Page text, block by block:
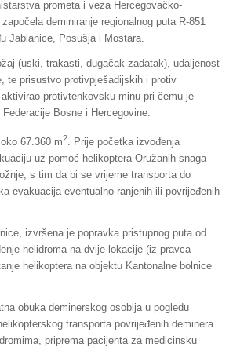
prometa i veza Hercegovačko-
deminiranje regionalnog puta R-851
Jablanice, Posušja i Mostara.
(uski, trakasti, dugačak zadatak), udaljenost
te prisustvo protivpješadijskih i protiv
protivtenkovsku minu pri čemu je
Bosne i Hercegovine.
67.360 m2
. Prije početka izvođenja
uz pomoć helikoptera Oružanih snaga
s tim da bi se vrijeme transporta do
evakuacija eventualno ranjenih ili povrijeđenih
izvršena je popravka pristupnog puta od
helidroma na dvije lokacije (iz pravca
helikoptera na objektu Kantonalne bolnice
obuka deminerskog osoblja u pogledu
transporta povrijeđenih deminera
priprema pacijenta za medicinsku